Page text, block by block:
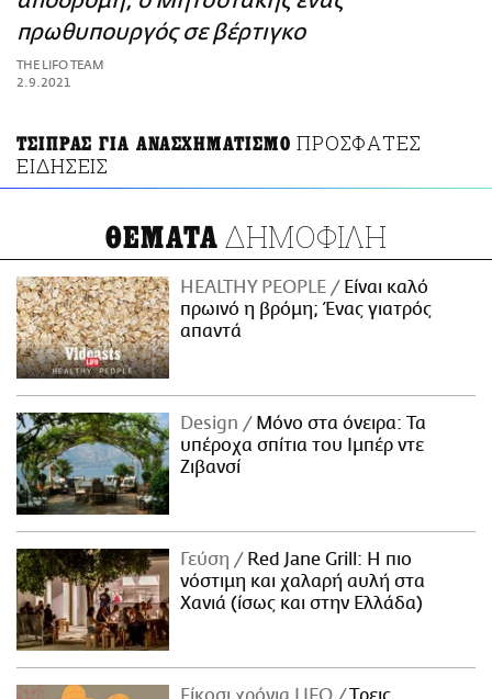
ΑΜΠΑ
PRINT
πρωθυπουργός σε βέρτιγκο
THE LIFO TEAM
2.9.2021
ΤΣΙΠΡΑΣ ΓΙΑ ΑΝΑΣΧΗΜΑΤΙΣΜΟ ΠΡΟΣΦΑΤΕΣ
ΕΙΔΗΣΕΙΣ
ΘΕΜΑΤΑ ΔΗΜΟΦΙΛΗ
HEALTHY PEOPLE
Είναι καλό
πρωινό η βρόμη; Ένας γιατρός
απαντά
Design
Μόνο στα όνειρα: Τα
υπέροχα σπίτια του Ιμπέρ ντε
Ζιβανσί
Γεύση
Red Jane Grill: Η πιο
νόστιμη και χαλαρή αυλή στα
Χανιά (ίσως και στην Ελλάδα)